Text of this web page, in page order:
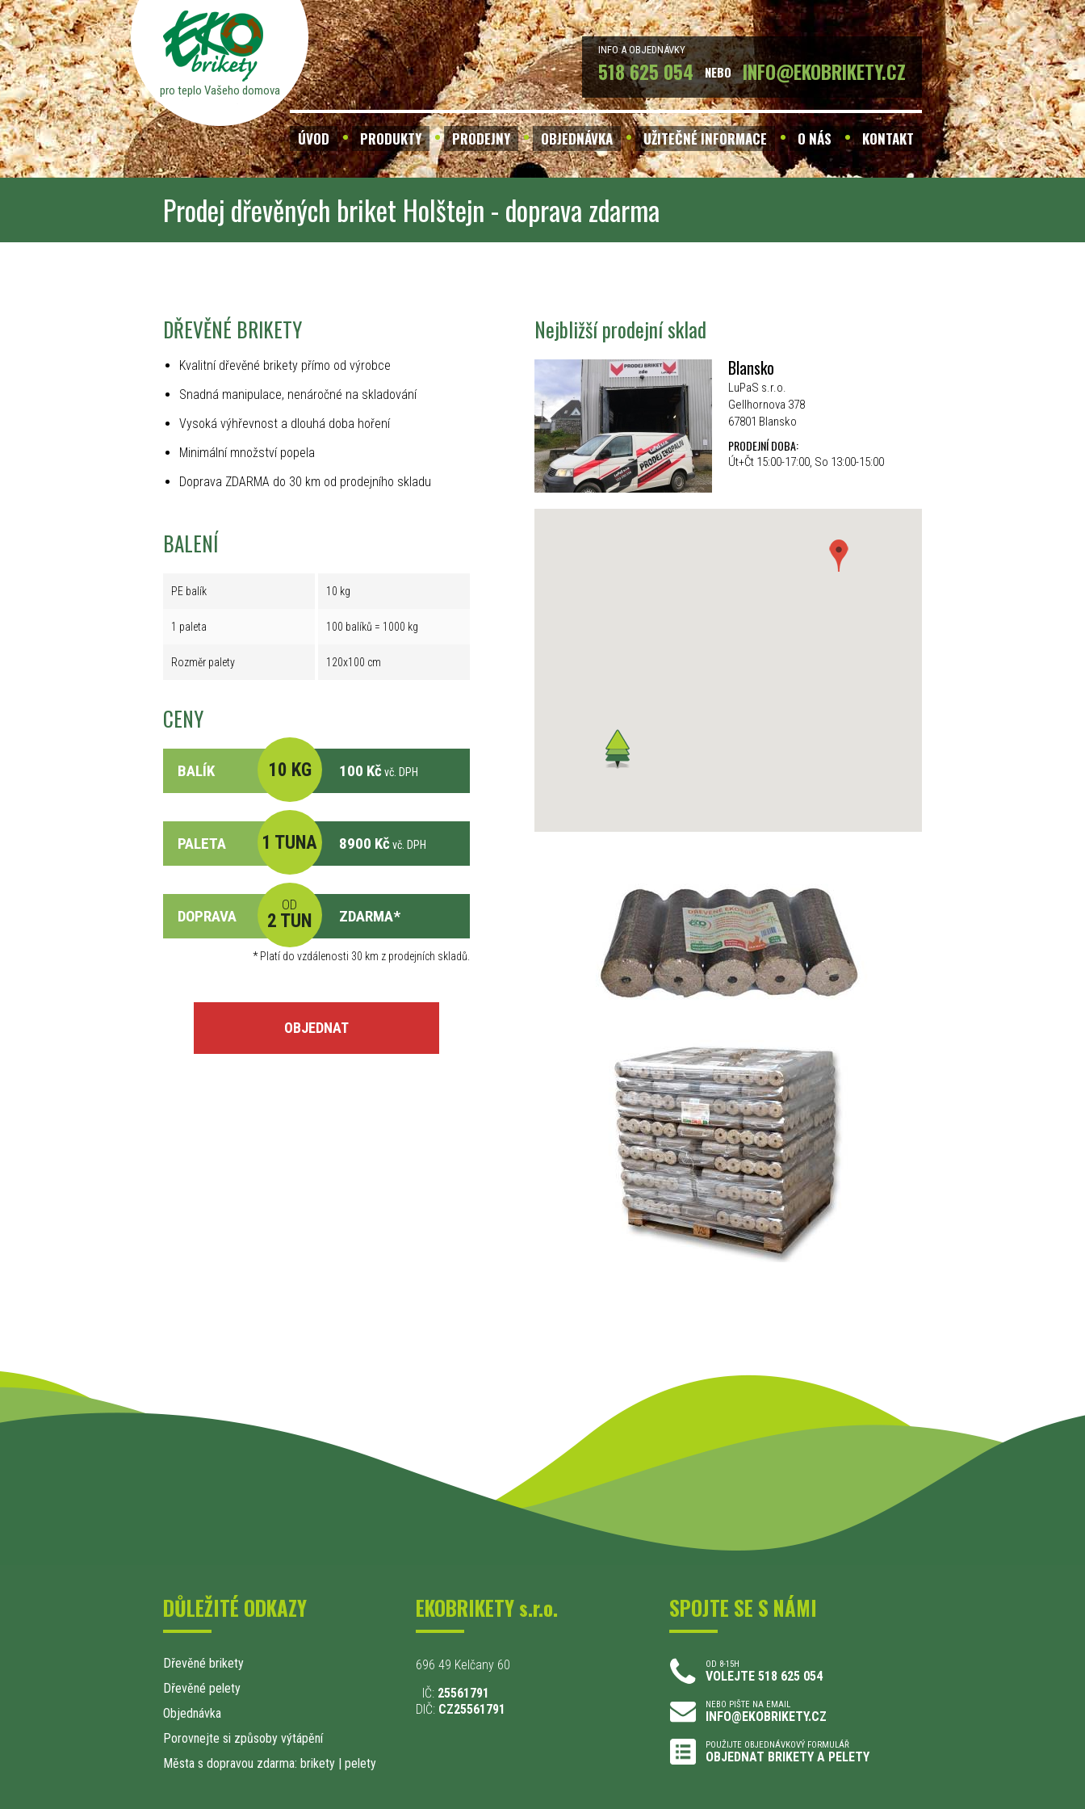
pro teplo Vašeho domova
INFO A OBJEDNÁVKY
518 625 054 NEBO INFO@EKOBRIKETY.CZ
ÚVOD PRODUKTY PRODEJNY OBJEDNÁVKA UŽITEČNÉ INFORMACE O NÁS KONTAKT
Prodej dřevěných briket Holštejn - doprava zdarma
DŘEVĚNÉ BRIKETY
Kvalitní dřevěné brikety přímo od výrobce
Snadná manipulace, nenáročné na skladování
Vysoká výhřevnost a dlouhá doba hoření
Minimální množství popela
Doprava ZDARMA do 30 km od prodejního skladu
BALENÍ
PE balík 10 kg
1 paleta 100 balíků = 1000 kg
Rozměr palety 120x100 cm
CENY
BALÍK 10 KG 100 Kč vč. DPH
PALETA 1 TUNA 8900 Kč vč. DPH
DOPRAVA
OD
2 TUN ZDARMA*
*Platí do vzdálenosti 30 km z prodejních skladů.
OBJEDNAT
Nejbližší prodejní sklad
Blansko
LuPaS s.r.o.
Gellhornova 378
67801 Blansko
PRODEJNÍ DOBA:
Út+Čt 15:00-17:00, So 13:00-15:00
DŮLEŽITÉ ODKAZY
Dřevěné brikety
Dřevěné pelety
Objednávka
Porovnejte si způsoby výtápění
Města s dopravou zdarma: brikety | pelety
EKOBRIKETY s.r.o.
696 49 Kelčany 60
IČ: 25561791
DIČ: CZ25561791
SPOJTE SE S NÁMI
OD 8-15H
VOLEJTE 518 625 054
NEBO PIŠTE NA EMAIL
INFO@EKOBRIKETY.CZ
POUŽIJTE OBJEDNÁVKOVÝ FORMULÁŘ
OBJEDNAT BRIKETY A PELETY